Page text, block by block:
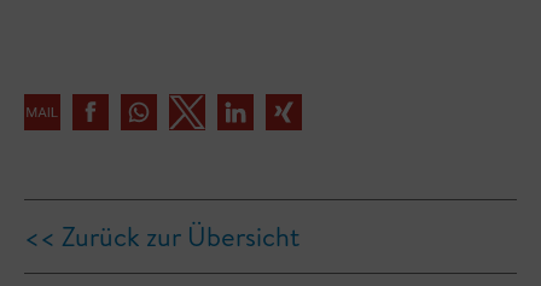
<< Zurück zur Übersicht